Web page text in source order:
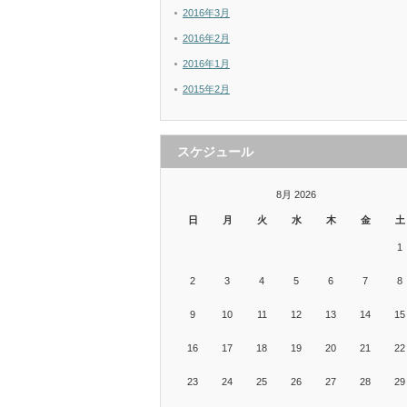
2016年3月
2016年2月
2016年1月
2015年2月
スケジュール
8月 2026
日 月 火 水 木 金 土
1
2 3 4 5 6 7 8
9 10 11 12 13 14 15
16 17 18 19 20 21 22
23 24 25 26 27 28 29